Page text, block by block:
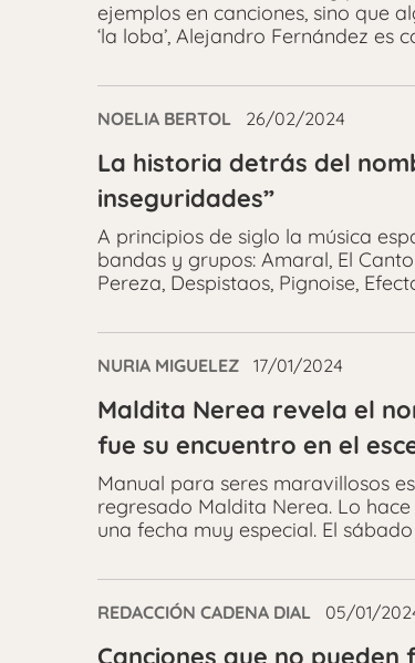
ejemplos en canciones, sino que
‘la loba’, Alejandro Fernández es
NOELIA BERTOL 26/02/2024
La historia detrás del
inseguridades”
A principios de siglo la música
bandas y grupos: Amaral, El
Pereza, Despistaos, Pignoise,
NURIA MIGUELEZ 17/01/2024
Maldita Nerea revela el
fue su encuentro en el
Manual para seres maravillosos
regresado Maldita Nerea. Lo
una fecha muy especial. El
REDACCIÓN CADENA DIAL 05/01/
Canciones que no